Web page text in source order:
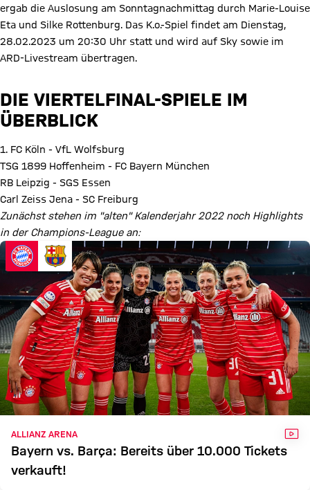
ergab die Auslosung am Sonntagnachmittag durch Marie-Louise
Eta und Silke Rottenburg. Das K.o.-Spiel findet am Dienstag,
28.02.2023 um 20:30 Uhr statt und wird auf Sky sowie im
ARD-Livestream übertragen.
DIE VIERTELFINAL-SPIELE IM
ÜBERBLICK
1. FC Köln - VfL Wolfsburg
TSG 1899 Hoffenheim - FC Bayern München
RB Leipzig - SGS Essen
Carl Zeiss Jena - SC Freiburg
Zunächst stehen im "alten" Kalenderjahr 2022 noch Highlights
in der Champions-League an:
ALLIANZ ARENA
Bayern vs. Barça: Bereits über 10.000 Tickets
verkauft!